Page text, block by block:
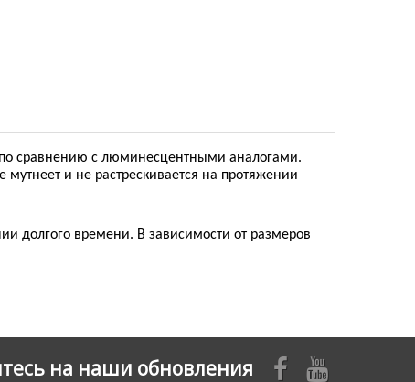
по сравнению с люминесцентными аналогами.
и не растрескивается на протяжении
долгого времени. В зависимости от размеров
на наши обновления